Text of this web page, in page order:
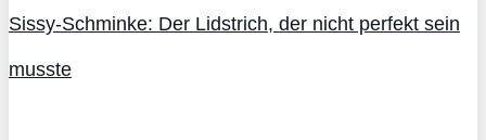
Sissy-Schminke: Der Lidstrich, der nicht perfekt sein
musste